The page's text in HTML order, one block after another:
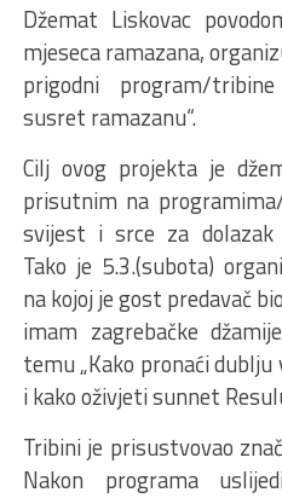
Džemat Liskovac
mjeseca ramazana,
prigodni program/
susret ramazanu“.
Cilj ovog projekta je
prisutnim na
svijest i srce za dolazak
Tako je 5.3.(subota)
na kojoj je gost predavač
imam zagrebačke
temu „Kako pronaći dublju
i kako oživjeti sunnet
Tribini je prisustvovao
Nakon programa